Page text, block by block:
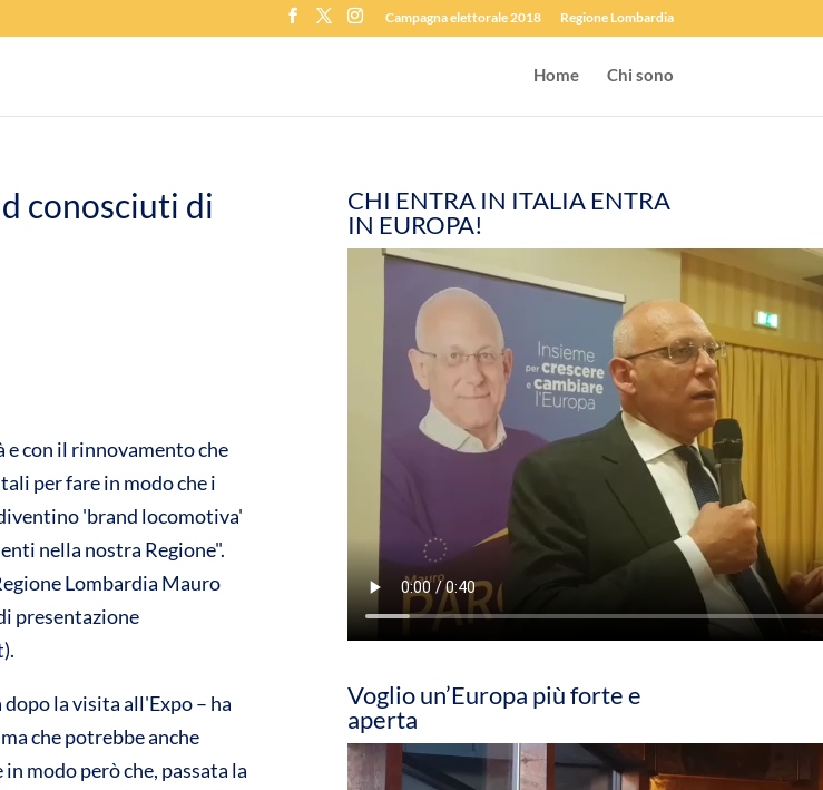
Campagna elettorale 2018 Regione Lombardia
Home Chi sono
conosciuti di
con il rinnovamento che
per fare in modo che i
'brand locomotiva'
nella nostra Regione".
Lombardia Mauro
presentazione
la visita all'Expo – ha
che potrebbe anche
modo però che, passata la
CHI ENTRA IN ITALIA ENTRA
IN EUROPA!
Voglio un’Europa più forte e
aperta